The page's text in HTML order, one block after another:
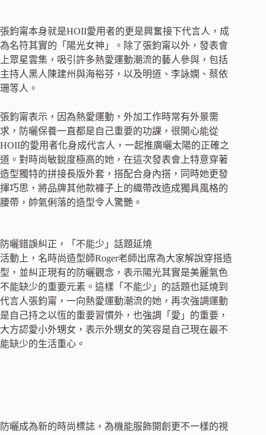
張鈞甯本身就是HOII愛用者的更是興奮接下代言人，成
為名符其實的「陽光女神」。除了張鈞甯以外，發表會
上眾星雲集，吸引許多熱愛運動潮流的藝人參與，包括
主持人黑人陳建州與海裕芬，以及明道、李詠嫻、蔡依
珊等人。
張鈞甯表示，因為熱愛運動，外加工作時常有外景需
求，防曬保養一直都是自己重要的功課，很開心能從
HOII的愛用者化身成代言人，一起推廣曬太陽的正確之
道。對時尚敏銳度極高的她，在這次發表會上特意穿著
造型獨特的拼接長版外套，搭配合身內搭，同時她更發
揮巧思，將品牌其他款褲子上的織帶改造成獨具風格的
腰帶，帥氣俐落的造型令人驚艷。
防曬錯誤糾正，「不能少」話題延燒
活動上，名時尚造型師Roger老師出席為大家解說穿搭造
型，並糾正現有的防曬觀念，表示陽光其實是美麗氣色
不能缺少的重要元素。這樣「不能少」的話題也延燒到
代言人張鈞甯，一向熱愛運動潮流的她，再次強調運動
是自己持之以恆的重要習慣外，也強調「愛」的重要，
大方認愛小外甥女，表示外甥女的笑容是自己現在最不
能缺少的生活重心。
防曬成為新的時尚標誌，為機能服飾開創更不一樣的視